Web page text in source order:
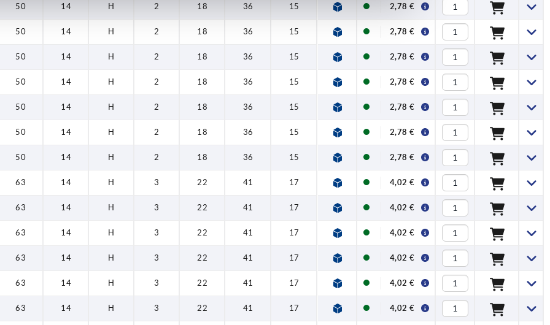
50 14 H 2 18 36 15 2,78 €
50 14 H 2 18 36 15 2,78 €
50 14 H 2 18 36 15 2,78 €
50 14 H 2 18 36 15 2,78 €
50 14 H 2 18 36 15 2,78 €
50 14 H 2 18 36 15 2,78 €
50 14 H 2 18 36 15 2,78 €
63 14 H 3 22 41 17 4,02 €
63 14 H 3 22 41 17 4,02 €
63 14 H 3 22 41 17 4,02 €
63 14 H 3 22 41 17 4,02 €
63 14 H 3 22 41 17 4,02 €
63 14 H 3 22 41 17 4,02 €